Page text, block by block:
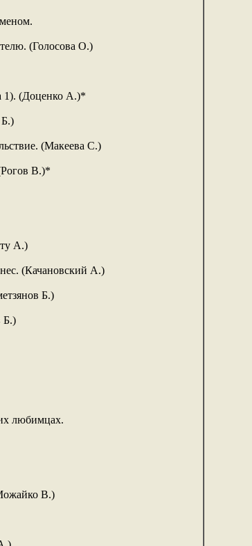
(Голосова О.)
1). (Доценко А.)*
Б.)
(Макеева С.)
В.)*
А.)
(Качановский А.)
Б.)
Б.)
любимцах.
В.)